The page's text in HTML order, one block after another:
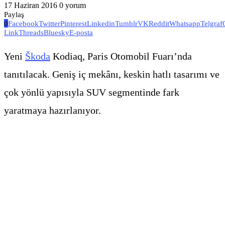
17 Haziran 2016 0 yorum
Paylaş
0FacebookTwitterPinterestLinkedinTumblrVKRedditWhatsappTelgraf
LinkThreadsBlueskyE-posta
Yeni Škoda Kodiaq, Paris Otomobil Fuarı’nda
tanıtılacak. Geniş iç mekânı, keskin hatlı tasarımı ve
çok yönlü yapısıyla SUV segmentinde fark
yaratmaya hazırlanıyor.